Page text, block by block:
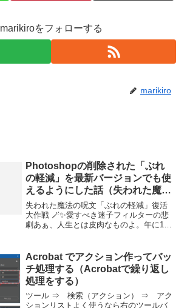
marikiroをフォローする
marikiro
Photoshopの削除された「ぶれ
の軽減」を最新バージョンでも使
えるようにした話（失われた魔法
の呪文「ぶれの軽減」復活大作戦
🪄✨）
失われた魔法の呪文「ぶれの軽減」復活
大作戦 🪄✨愛すべき迷子フィルターの悲
劇あぁ、人生とは皮肉なものよ。年に1回
見つける昔のラブレターのような存在
感。**「ぶれの軽減」...
Acrobat でアクション作ってバッ
チ処理する（Acrobatで繰り返し
処理をする）
ツール ⇒ 検索（アクション） ⇒ アク
ションリストよく使うなら右のツールバ